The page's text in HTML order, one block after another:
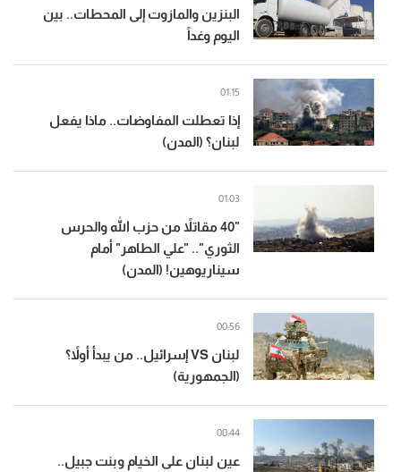
البنزين والمازوت إلى المحطات.. بين
اليوم وغداً
إذا تعطلت المفاوضات.. ماذا يفعل
لبنان؟ (المدن)
01:15
"40 مقاتلاً من حزب الله والحرس
الثوري".. "علي الطاهر" أمام
سيناريوهين! (المدن)
01:03
لبنان VS إسرائيل.. من يبدأ أولاً؟
(الجمهورية)
00:56
عين لبنان على الخيام وبنت جبيل..
00:44